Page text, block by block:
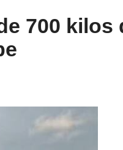
700 kilos